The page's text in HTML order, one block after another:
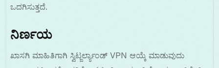
ಒದಗಿಸುತ್ತದೆ.
ನಿರ್ಣಯ
ಖಾಸಗಿ ಮಾಹಿತಿಗಾಗಿ ಸ್ವಿಟ್ಜರ್ಲ್ಯಾಂಡ್ VPN ಆಯ್ಕೆ ಮಾಡುವುದು